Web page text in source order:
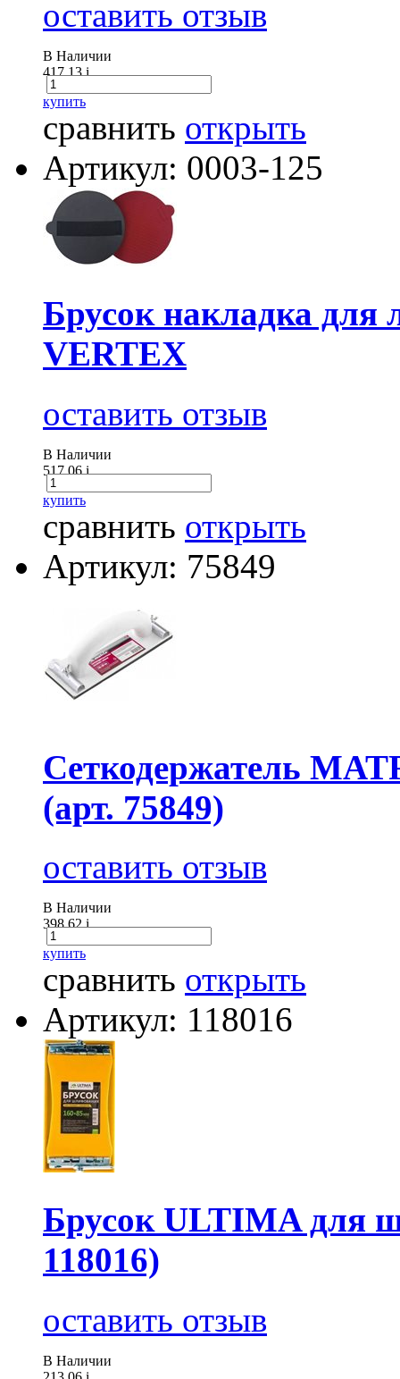
оставить отзыв
В Наличии
417.13i
купить
сравнить открыть
Артикул: 0003-125
Брусок накладка для
VERTEX
оставить отзыв
В Наличии
517.06i
купить
сравнить открыть
Артикул: 75849
Сеткодержатель
(арт. 75849)
оставить отзыв
В Наличии
398.62i
купить
сравнить открыть
Артикул: 118016
Брусок ULTIMA для
118016)
оставить отзыв
В Наличии